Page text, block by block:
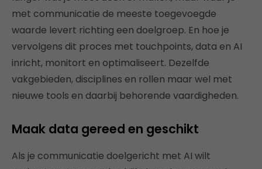
met communicatie de meeste toegevoegde
waarde levert richting een doelgroep. En hoe je
vervolgens dit proces met touchpoints, data en AI
inricht, monitort en optimaliseert. Dezelfde
vakgebieden, disciplines en rollen maar wel met
nieuwe tools en daarbij behorende vaardigheden.
Maak data gereed en geschikt
Als je communicatie doelgericht met AI wilt